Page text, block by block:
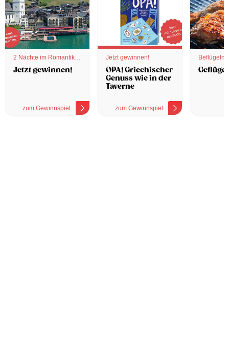
2 Nächte im Romantik
Hotel
Jetzt gewinnen!
zum Gewinnspiel
Jetzt gewinnen!
OPA! Griechischer
Genuss wie in der
Taverne
zum Gewinnspiel